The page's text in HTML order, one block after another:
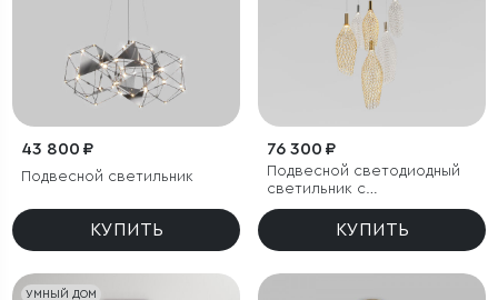
43 800 ₽
Подвесной светильник
КУПИТЬ
76 300 ₽
Подвесной светодиодный
светильник с
металлическими
плафонамиКУПИТЬ
УМНЫЙ ДОМ